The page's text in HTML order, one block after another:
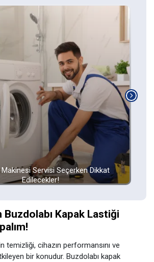
Arızaları ve Çözümleri – Derin
Dondurucum Çalışmıyor!
Buzdolabı Kapak Lastiği
temizliği, cihazın performansını ve
bir konudur. Buzdolabı kapak